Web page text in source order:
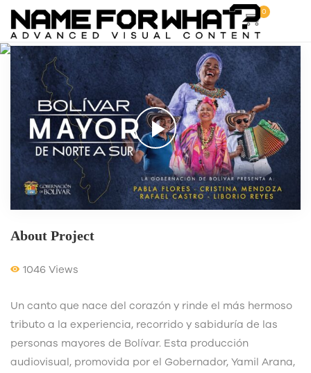
0
/ Comercial
GOBERNACIÓN DE BOLÍVAR
About Project
1046 Views
Un canto que nace del corazón y rinde el más hermoso
tributo a la experiencia, recorrido y sabiduría de las
personas mayores de Bolívar. Esta producción
audiovisual, promovida por el Gobernador, Yamil Arana,